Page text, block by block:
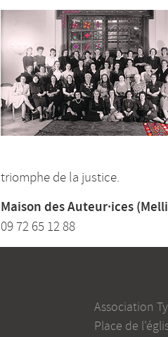
triomphe de la justice.
Maison des Auteur·ices
09 72 65 12 88
Association
Place de